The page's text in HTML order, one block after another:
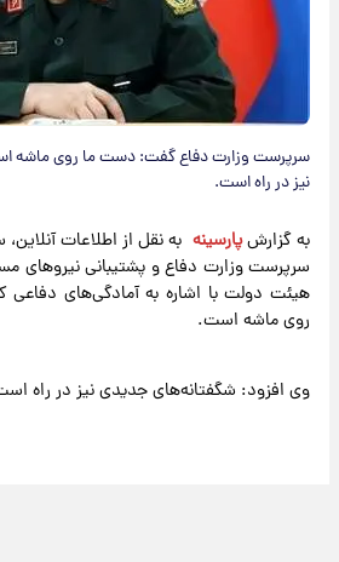
سرپرست وزارت دفاع گفت: دست ما روی ماشه
نیز در راه است.
به گزارشپارسینه به نقل از اطلاعات
سرپرست وزارت دفاع و پشتیبانی نیروهای
هیئت دولت با اشاره به آمادگی‌های
روی ماشه است.
وی افزود: شگفتانه‌های جدیدی نیز در راه